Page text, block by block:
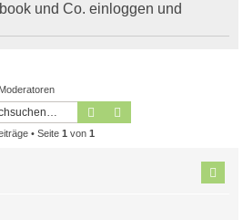
und Co. einloggen und
Moderatoren
Suche
• Seite 1 von 1